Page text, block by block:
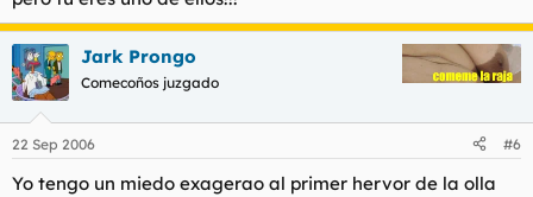
Ala, parlad ! :pla
Jark Prongo
Comecoños juzgado
22 Sep 2006 #6
Yo tengo un miedo exagerao al primer hervor de la olla